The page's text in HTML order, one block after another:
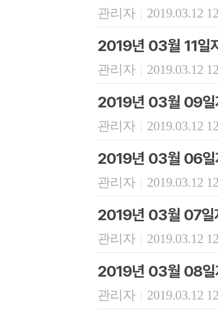
관리자 | 2019.03.12
2019년 03월 11일
관리자 | 2019.03.12
2019년 03월 09일
관리자 | 2019.03.12
2019년 03월 06일
관리자 | 2019.03.12
2019년 03월 07일
관리자 | 2019.03.12
2019년 03월 08일
관리자 | 2019.03.12